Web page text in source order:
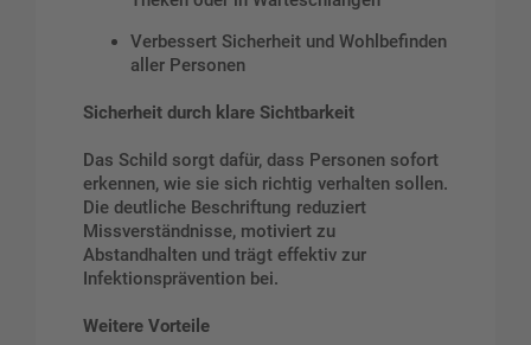
Verbessert Sicherheit und Wohlbefinden
aller Personen
Sicherheit durch klare Sichtbarkeit
Das Schild sorgt dafür, dass Personen sofort
erkennen, wie sie sich richtig verhalten sollen.
Die deutliche Beschriftung reduziert
Missverständnisse, motiviert zu
Abstandhalten und trägt effektiv zur
Infektionsprävention bei.
Weitere Vorteile